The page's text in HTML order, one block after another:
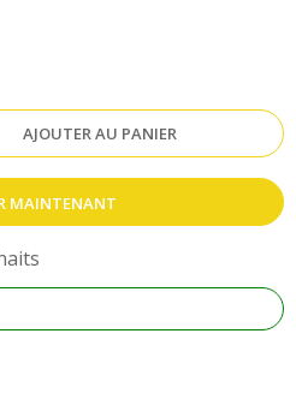
AJOUTER AU PANIER
MAINTENANT